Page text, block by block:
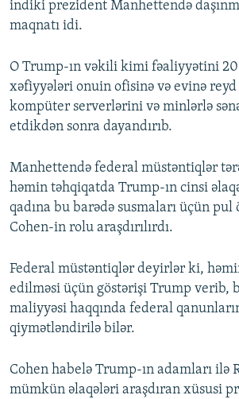
indiki prezident Manhettendə
maqnatı idi.
O Trump-ın vəkili kimi fəaliyyətini
xəfiyyələri onuin ofisinə və evinə
kompüter serverlərini və minlərlə
etdikdən sonra dayandırıb.
Manhettendə federal müstəntiqlər
həmin təhqiqatda Trump-ın cinsi
qadına bu barədə susmaları üçün pul
Cohen-in rolu araşdırılırdı.
Federal müstəntiqlər deyirlər ki,
edilməsi üçün göstərişi Trump verib,
maliyyəsi haqqında federal
qiymətləndirilə bilər.
Cohen habelə Trump-ın adamları ilə
mümkün əlaqələri araşdıran xüsusi